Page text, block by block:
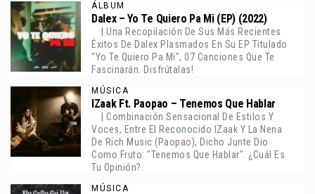
ÁLBUM
Dalex – Yo Te Quiero Pa Mi (EP) (2022)
| Una Recopilación De Sus Más Recientes
Éxitos De Dalex Plasmados En Su EP Titulado
"Yo Te Quiero Pa Mi", 07 Canciones Que Te
Fascinarán. Disfrútalas!
MÚSICA
IZaak Ft. Paopao – Tenemos Que Hablar
| Combinación Sensacional De Estilos Y
Voces, Entre El Reconocido IZaak Y La Nena
De Rich Music (paopao), Dicho Junte Dio
Como Fruto: "Tenemos Que Hablar". ¿Cuál Es
Tu Opinión?.
MÚSICA